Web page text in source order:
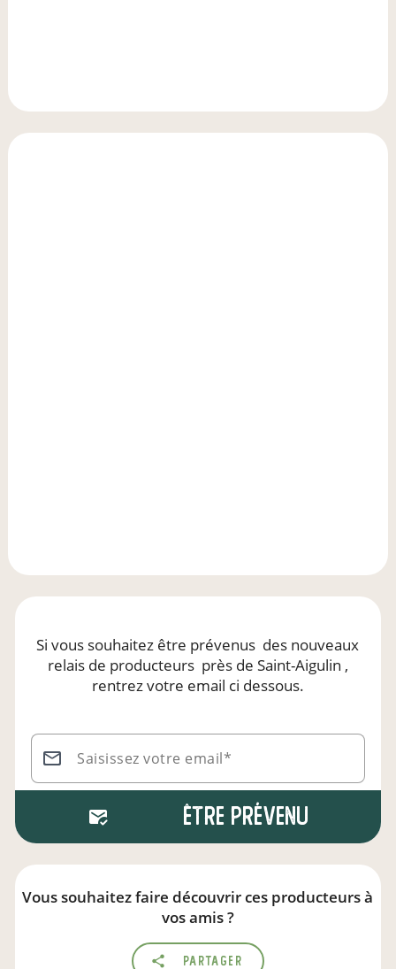
Si vous souhaitez être prévenus des nouveaux
relais de producteurs près de Saint-Aigulin ,
rentrez votre email ci dessous.
Saisissez votre email*
Être prévenu
Vous souhaitez faire découvrir ces producteurs à
vos amis ?
Partager